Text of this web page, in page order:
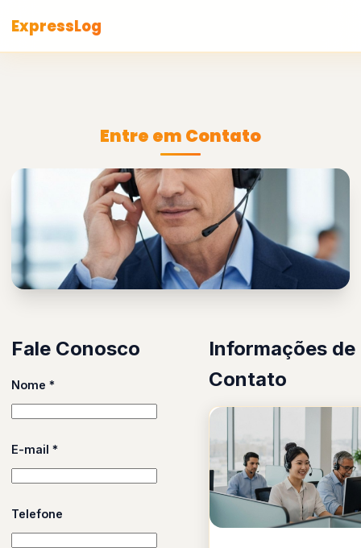
ExpressLog
Entre em Contato
Fale Conosco
Nome *
E-mail *
Telefone
Informações de
Contato